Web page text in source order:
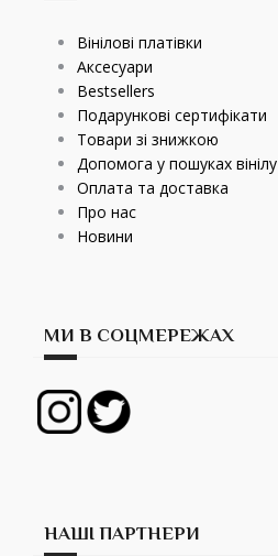
Вінілові платівки
Аксесуари
Bestsellers
Подарункові сертифікати
Товари зі знижкою
Допомога у пошуках вінілу
Оплата та доставка
Про нас
Новини
МИ В СОЦМЕРЕЖАХ
НАШІ ПАРТНЕРИ